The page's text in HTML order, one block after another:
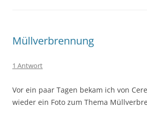
Müllverbrennung
1 Antwort
Vor ein paar Tagen bekam ich von
wieder ein Foto zum Thema